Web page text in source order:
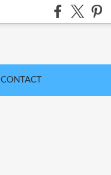
CONTACT